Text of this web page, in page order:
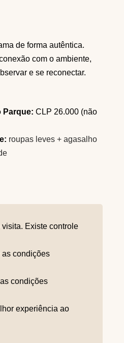
de forma autêntica.
com o ambiente,
e se reconectar.
Parque: CLP 26.000 (não
roupas leves + agasalho
Existe controle
as condições
condições
experiência ao